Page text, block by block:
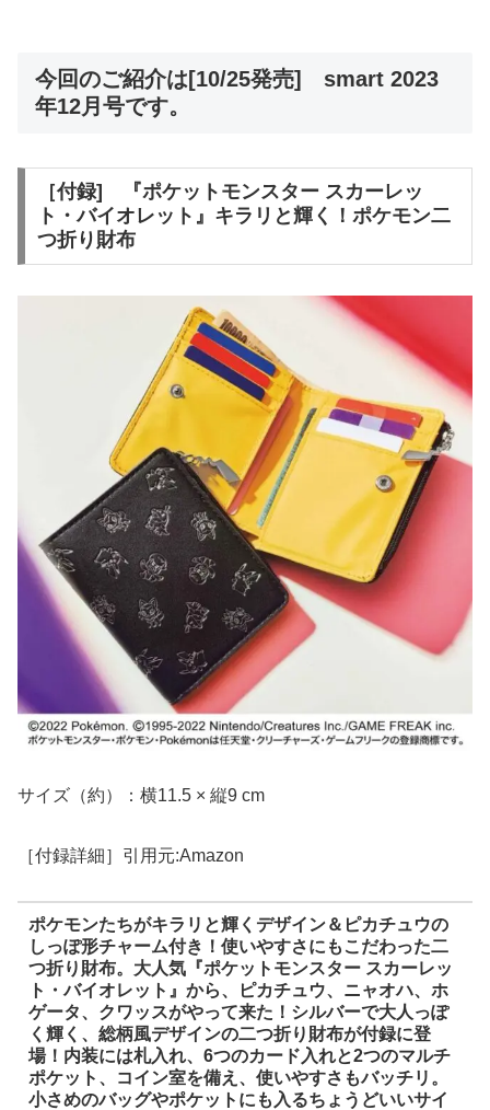
今回のご紹介は[10/25発売] smart 2023
年12月号です。
［付録] 『ポケットモンスター スカーレッ
ト・バイオレット』キラリと輝く！ポケモン二
つ折り財布
サイズ（約）：横11.5 × 縦9 cm
［付録詳細］引用元:Amazon
ポケモンたちがキラリと輝くデザイン＆ピカチュウの
しっぽ形チャーム付き！使いやすさにもこだわった二
つ折り財布。大人気『ポケットモンスター スカーレッ
ト・バイオレット』から、ピカチュウ、ニャオハ、ホ
ゲータ、クワッスがやって来た！シルバーで大人っぽ
く輝く、総柄風デザインの二つ折り財布が付録に登
場！内装には札入れ、6つのカード入れと2つのマルチ
ポケット、コイン室を備え、使いやすさもバッチリ。
小さめのバッグやポケットにも入るちょうどいいサイ